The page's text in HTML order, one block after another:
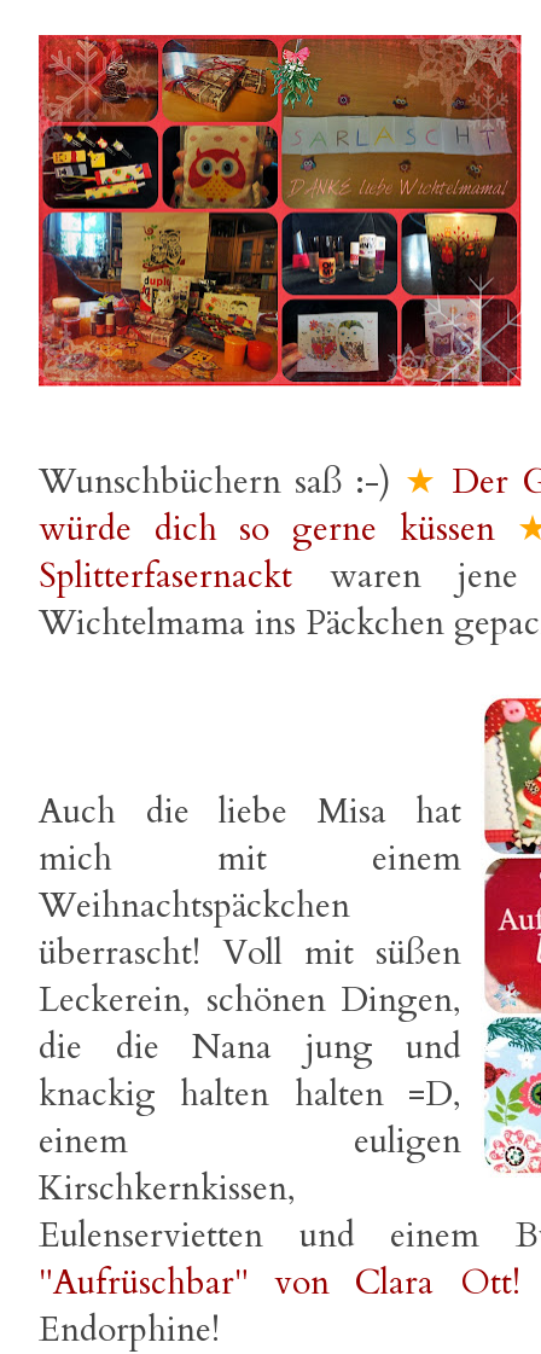
Wunschbüchern saß :-) ★ Der
würde dich so gerne küssen
Splitterfasernackt waren
Wichtelmama ins Päckchen
Auch die liebe Misa hat
mich mit einem
Weihnachtspäckchen
überrascht! Voll mit süßen
Leckerein, schönen Dingen,
die die Nana jung und
knackig halten halten =D,
einem euligen
Kirschkernkissen,
Eulenservietten und einem
"Aufrüschbar" von Clara Ott!
Endorphine!